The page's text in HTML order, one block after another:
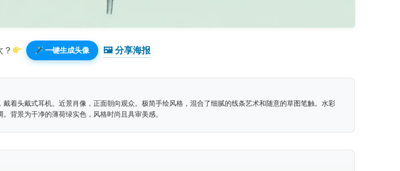
？ 一键生成头像 🖼 分享海报️
着头戴式耳机。近景肖像，正面朝向观众。极简手绘风格，混合了细腻的线条艺术和随意的草图笔触。水彩
背景为干净的薄荷绿实色，风格时尚且具审美感。